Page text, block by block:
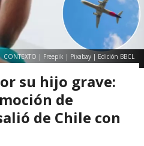
CONTEXTO | Freepik | Pixabay | Edición BBCL
su hijo grave:
de
de Chile con